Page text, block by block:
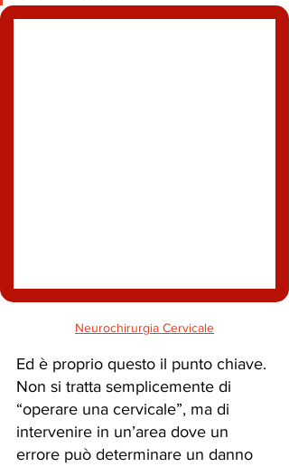
Neurochirurgia Cervicale
Ed è proprio questo il punto chiave.
Non si tratta semplicemente di
“operare una cervicale”, ma di
intervenire in un’area dove un
errore può determinare un danno